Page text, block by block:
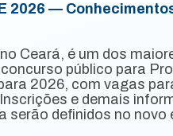
2026 —
Ceará, é um dos
público para
2026, com vagas
e demais
serão definidos no novo